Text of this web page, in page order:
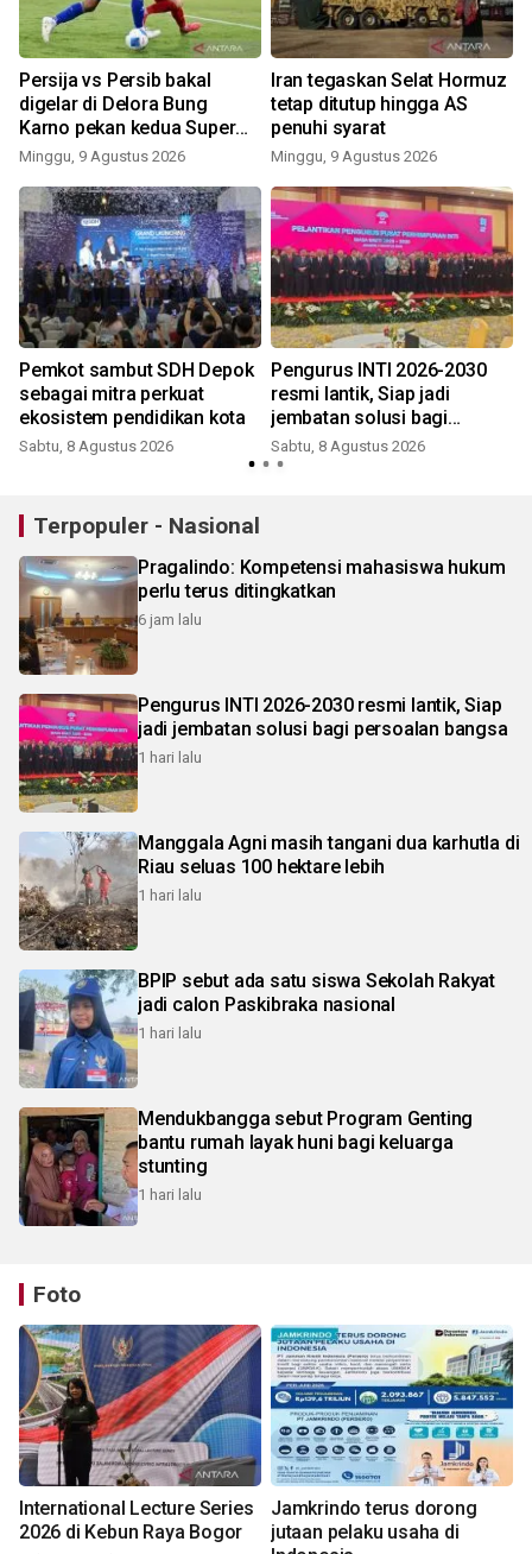
Persija vs Persib bakal
digelar di Delora Bung
Karno pekan kedua Super
League
Minggu, 9 Agustus 2026
Iran tegaskan Selat Hormuz
tetap ditutup hingga AS
penuhi syarat
Minggu, 9 Agustus 2026
Pemkot sambut SDH Depok
sebagai mitra perkuat
ekosistem pendidikan kota
Sabtu, 8 Agustus 2026
Pengurus INTI 2026-2030
resmi lantik, Siap jadi
jembatan solusi bagi
persoalan bangsa
Sabtu, 8 Agustus 2026
Terpopuler - Nasional
Pragalindo: Kompetensi mahasiswa hukum
perlu terus ditingkatkan
6 jam lalu
Pengurus INTI 2026-2030 resmi lantik, Siap
jadi jembatan solusi bagi persoalan bangsa
1 hari lalu
Manggala Agni masih tangani dua karhutla di
Riau seluas 100 hektare lebih
1 hari lalu
BPIP sebut ada satu siswa Sekolah Rakyat
jadi calon Paskibraka nasional
1 hari lalu
Mendukbangga sebut Program Genting
bantu rumah layak huni bagi keluarga
stunting
1 hari lalu
Foto
International Lecture Series
2026 di Kebun Raya Bogor
Jamkrindo terus dorong
jutaan pelaku usaha di